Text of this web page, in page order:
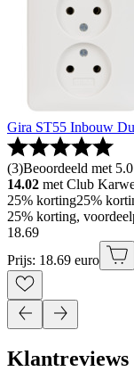
Gira ST55 Inbouw
(3)Beoordeeld met
14.02 met Club
25% korting25%
25% korting,
18.69
Prijs: 18.69 euro
Klantreviews